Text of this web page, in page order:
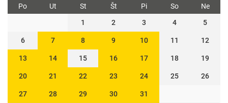
Po Ut St Št Pi So
Ne
1
2 3 4 5
6 7 8 9 10 11 12
13 14 15 16 17 18 19
20 21 22 23 24 25 26
27 28 29 30 31